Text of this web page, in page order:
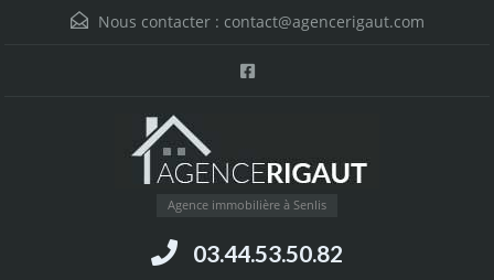
Nous contacter : contact@agencerigaut.com
Agence immobilière à Senlis
03.44.53.50.82